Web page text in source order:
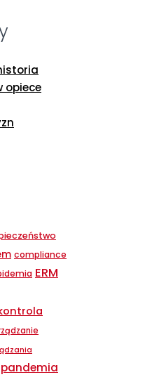
opiece
compliance
ERM
pandemia